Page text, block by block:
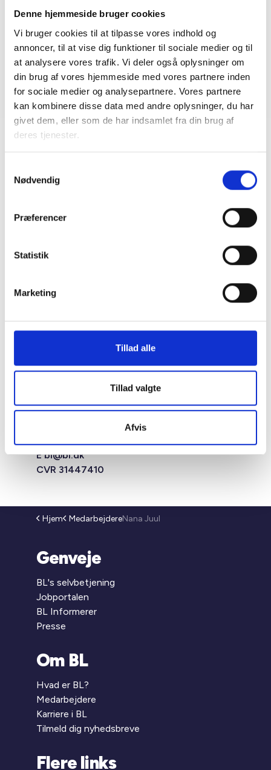
Denne hjemmeside bruger cookies
Vi bruger cookies til at tilpasse vores indhold og
annoncer, til at vise dig funktioner til sociale medier og til
at analysere vores trafik. Vi deler også oplysninger om
din brug af vores hjemmeside med vores partnere inden
for sociale medier og analysepartnere. Vores partnere
kan kombinere disse data med andre oplysninger, du har
givet dem, eller som de har indsamlet fra din brug af
deres tjenester.
Nødvendig
Præferencer
Statistik
Marketing
Tillad alle
Tillad valgte
Afvis
boligorganisationers drift, administration og ledelse inden
bæredygtighed, energi, strategiudvikling foruden
dirigentbistand og processtøtte til boligorganisationer,
der ønsker at fusionere, vælge ny administrator mv.
Studiestræde 50,
Mariane Thomsens Gade 2F,
Ebl@bl.dk
CVR 31447410
Hjem MedarbejdereNana Juul
Genveje
BL's selvbetjening
Jobportalen
BL Informerer
Presse
Om BL
Hvad er BL?
Medarbejdere
Karriere i BL
Tilmeld dig nyhedsbreve
Flere links